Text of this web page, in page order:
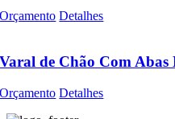
Orçamento Detalhes
Varal de Chão Com Abas
Orçamento Detalhes